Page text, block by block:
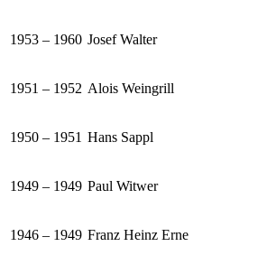
1953 – 1960 Josef Walter
1951 – 1952 Alois Weingrill
1950 – 1951 Hans Sappl
1949 – 1949 Paul Witwer
1946 – 1949 Franz Heinz Erne